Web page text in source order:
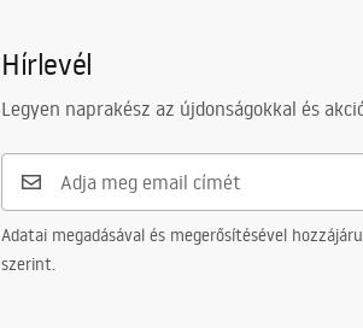
Hírlevél
Legyen naprakész az újdonságokkal és
Adatai megadásával és megerősítésével
szerint.